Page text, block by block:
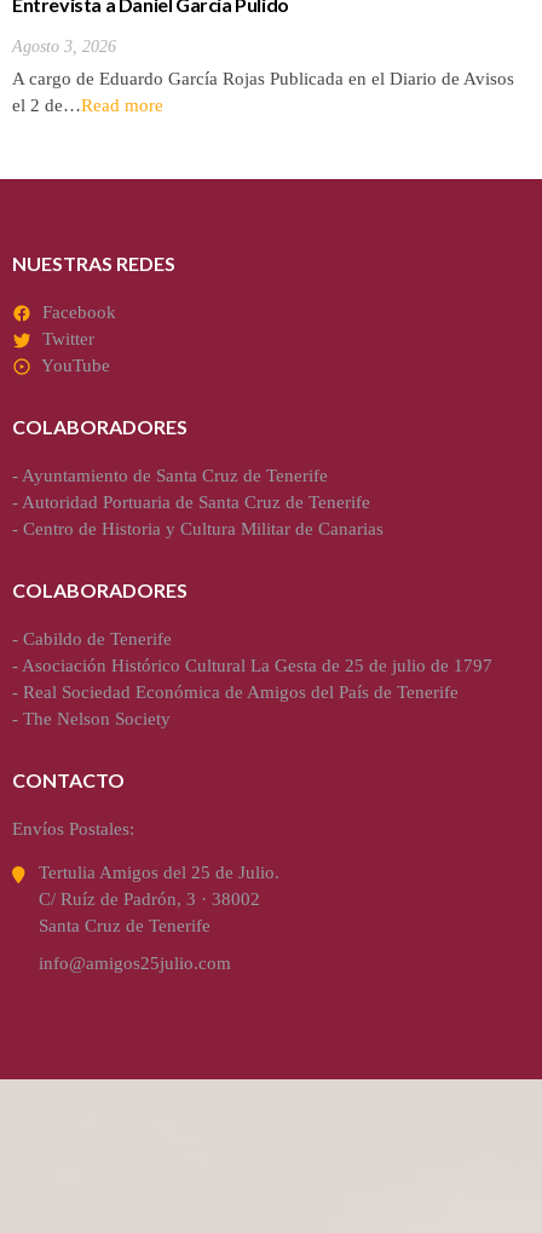
Agosto 3, 2026
A cargo de Eduardo García Rojas Publicada en el Diario de Avisos
el 2 de…Read more
NUESTRAS REDES
Facebook
Twitter
YouTube
COLABORADORES
- Ayuntamiento de Santa Cruz de Tenerife
- Autoridad Portuaria de Santa Cruz de Tenerife
- Centro de Historia y Cultura Militar de Canarias
COLABORADORES
- Cabildo de Tenerife
- Asociación Histórico Cultural La Gesta de 25 de julio de 1797
- Real Sociedad Económica de Amigos del País de Tenerife
- The Nelson Society
CONTACTO
Envíos Postales:
Tertulia Amigos del 25 de Julio.
C/ Ruíz de Padrón, 3 · 38002
Santa Cruz de Tenerife
info@amigos25julio.com